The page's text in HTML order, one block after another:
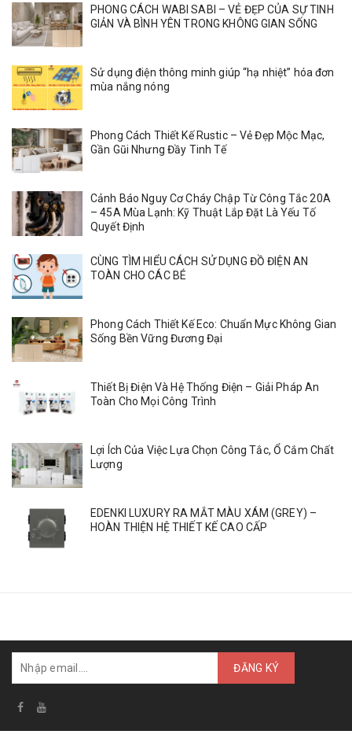
PHONG CÁCH WABI SABI – VẺ ĐẸP CỦA SỰ TINH
GIẢN VÀ BÌNH YÊN TRONG KHÔNG GIAN SỐNG
Sử dụng điện thông minh giúp “hạ nhiệt” hóa đơn
mùa nắng nóng
Phong Cách Thiết Kế Rustic – Vẻ Đẹp Mộc Mạc,
Gần Gũi Nhưng Đầy Tinh Tế
Cảnh Báo Nguy Cơ Cháy Chập Từ Công Tắc 20A
– 45A Mùa Lạnh: Kỹ Thuật Lắp Đặt Là Yếu Tố
Quyết Định
CÙNG TÌM HIỂU CÁCH SỬ DỤNG ĐỒ ĐIỆN AN
TOÀN CHO CÁC BÉ
Phong Cách Thiết Kế Eco: Chuẩn Mực Không Gian
Sống Bền Vững Đương Đại
Thiết Bị Điện Và Hệ Thống Điện – Giải Pháp An
Toàn Cho Mọi Công Trình
Lợi Ích Của Việc Lựa Chọn Công Tắc, Ổ Cắm Chất
Lượng
EDENKI LUXURY RA MẮT MÀU XÁM (GREY) –
HOÀN THIỆN HỆ THIẾT KẾ CAO CẤP